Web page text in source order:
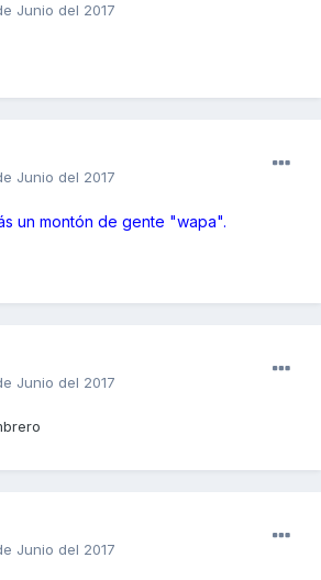
Junio del 2017
Junio del 2017
un montón de gente "wapa".
Junio del 2017
Junio del 2017